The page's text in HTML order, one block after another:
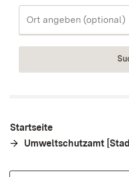
Startseite
Umweltschutzamt